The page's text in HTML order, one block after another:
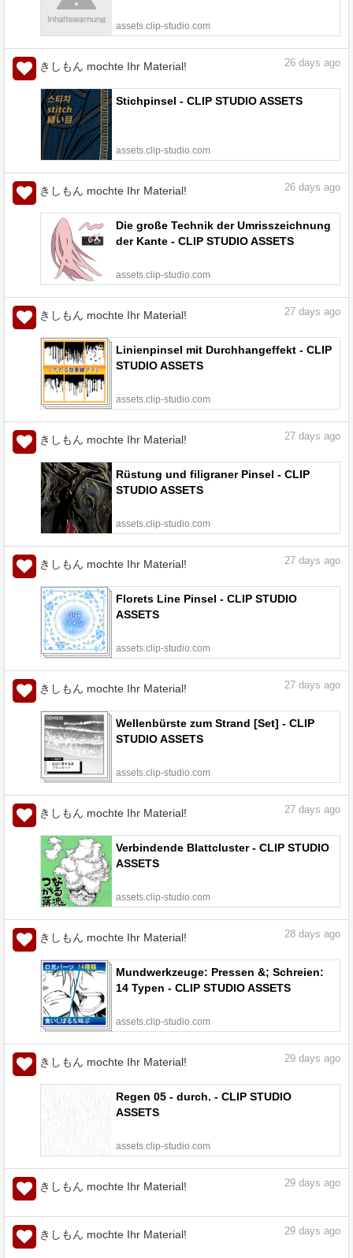
assets.clip-studio.com
きしもん mochte Ihr Material! 26 days ago
Stichpinsel - CLIP STUDIO ASSETS
assets.clip-studio.com
きしもん mochte Ihr Material! 26 days ago
Die große Technik der Umrisszeichnung
der Kante - CLIP STUDIO ASSETS
assets.clip-studio.com
きしもん mochte Ihr Material! 27 days ago
Linienpinsel mit Durchhangeffekt - CLIP
STUDIO ASSETS
assets.clip-studio.com
きしもん mochte Ihr Material! 27 days ago
Rüstung und filigraner Pinsel - CLIP
STUDIO ASSETS
assets.clip-studio.com
きしもん mochte Ihr Material! 27 days ago
Florets Line Pinsel - CLIP STUDIO
ASSETS
assets.clip-studio.com
きしもん mochte Ihr Material! 27 days ago
Wellenbürste zum Strand [Set] - CLIP
STUDIO ASSETS
assets.clip-studio.com
きしもん mochte Ihr Material! 27 days ago
Verbindende Blattcluster - CLIP STUDIO
ASSETS
assets.clip-studio.com
きしもん mochte Ihr Material! 28 days ago
Mundwerkzeuge: Pressen &; Schreien:
14 Typen - CLIP STUDIO ASSETS
assets.clip-studio.com
きしもん mochte Ihr Material! 29 days ago
Regen 05 - durch. - CLIP STUDIO
ASSETS
assets.clip-studio.com
きしもん mochte Ihr Material! 29 days ago
きしもん mochte Ihr Material! 29 days ago